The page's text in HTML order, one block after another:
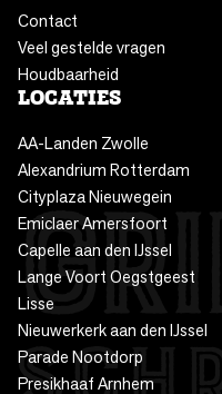
Contact
Veel gestelde vragen
Houdbaarheid
LOCATIES
AA-Landen Zwolle
Alexandrium Rotterdam
Cityplaza Nieuwegein
Emiclaer Amersfoort
Capelle aan den IJssel
Lange Voort Oegstgeest
Lisse
Nieuwerkerk aan den IJssel
Parade Nootdorp
Presikhaaf Arnhem